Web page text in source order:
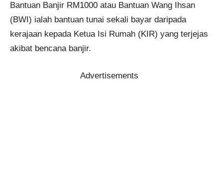
Bantuan Banjir RM1000 atau Bantuan Wang Ihsan
(BWI) ialah bantuan tunai sekali bayar daripada
kerajaan kepada Ketua Isi Rumah (KIR) yang terjejas
akibat bencana banjir.
Advertisements